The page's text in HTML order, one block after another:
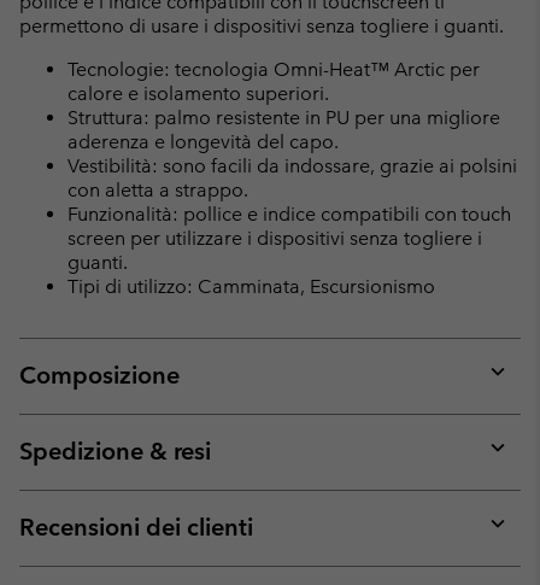
permettono di usare i dispositivi senza togliere i guanti.
Tecnologie: tecnologia Omni-Heat™ Arctic per
calore e isolamento superiori.
Struttura: palmo resistente in PU per una migliore
aderenza e longevità del capo.
Vestibilità: sono facili da indossare, grazie ai polsini
con aletta a strappo.
Funzionalità: pollice e indice compatibili con touch
screen per utilizzare i dispositivi senza togliere i
guanti.
Tipi di utilizzo: Camminata, Escursionismo
Composizione
or
Spedizione & resi
or
Recensioni dei clienti
or